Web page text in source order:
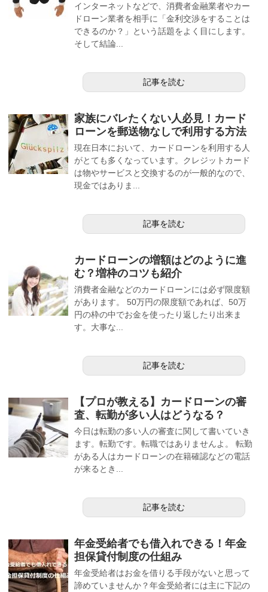
インターネットなどで、消費者金融業者やカー
ドローン業者を相手に「金利交渉をすることは
できるのか？」という話題をよく目にします。
そして結論...
記事を読む
家族にバレたくない人必見！カード
ローンを郵送物なしで利用する方法
現在日本において、カードローンを利用する人
がとても多くなっています。クレジットカード
は物やサービスと交換するのが一般的なので、
現金ではありま...
記事を読む
カードローンの増額はどのように進
む？増枠のコツも紹介
消費者金融などのカードローンには必ず限度額
があります。 50万円の限度額であれば、50万
円の枠の中でお金を使ったり返したり出来ま
す。大事な...
記事を読む
【プロが教える】カードローンの審
査、転勤が多い人はどうなる？
今日は転勤の多い人の審査に関して書いていき
ます。転勤です。転職ではありませんよ。 転勤
がある人はカードローンの在籍確認などの電話
が来るとき...
記事を読む
年金受給者でも借入れできる！年金
担保貸付制度の仕組み
年金受給者はお金を借りる手段がないと思って
諦めていませんか？年金受給者には主に下記の